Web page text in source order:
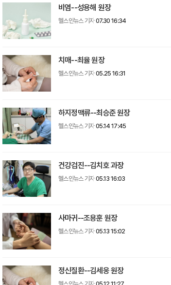
비염--성용해 원장
헬스인뉴스 기자07.30 16:34
치매--최율 원장
헬스인뉴스 기자05.25 16:31
하지정맥류--최승준 원장
헬스인뉴스 기자05.14 17:45
건강검진--김치호 과장
헬스인뉴스 기자05.13 16:03
사마귀--조용훈 원장
헬스인뉴스 기자05.13 15:02
정신질환--김세웅 원장